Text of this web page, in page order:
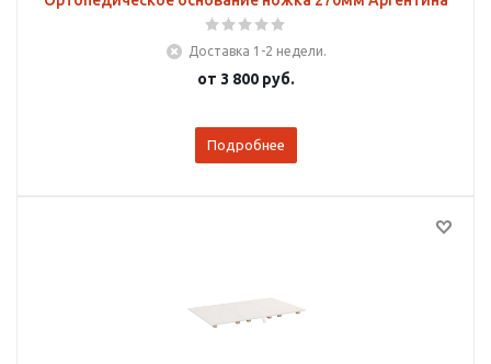
Доставка 1-2 недели.
от 3 800 руб.
Подробнее